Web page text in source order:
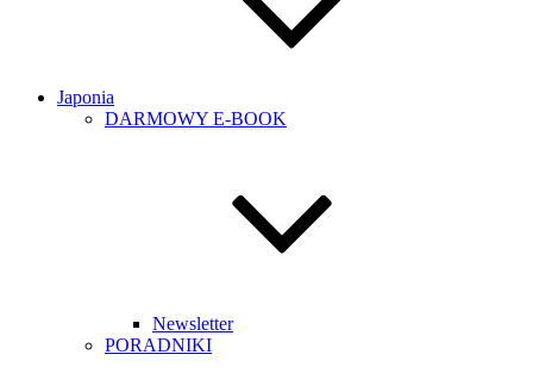
Japonia
DARMOWY E-BOOK
Newsletter
PORADNIKI